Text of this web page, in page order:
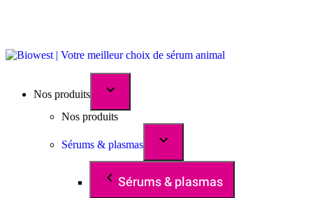
Nos produits
Nos produits
Sérums & plasmas
Sérums & plasmas